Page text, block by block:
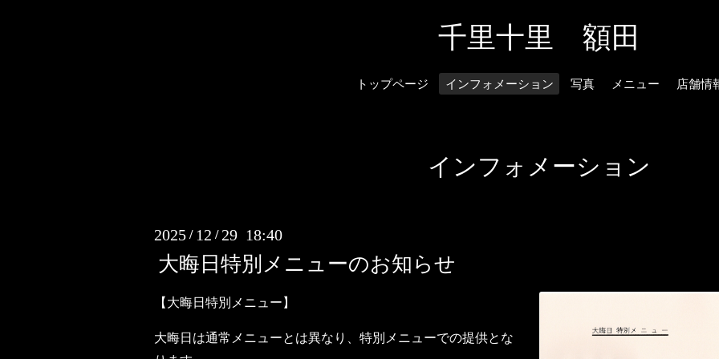
千里十里 額田
トップページ インフォメーション 写真 メニュー 店舗情
インフォメーション
2025 / 12 / 29 18:40
大晦日特別メニューのお知らせ
【大晦日特別メニュー】
大晦日は通常メニューとは異なり、特別メニューでの提供とな